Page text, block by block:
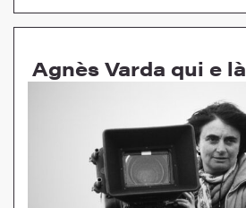
Agnès Varda qui e là